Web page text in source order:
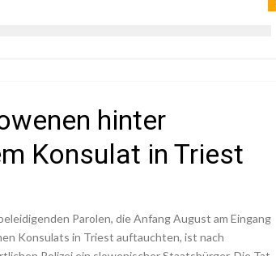
hinter
Konsulat in Triest
Parolen, die Anfang August am Eingang
Konsulats in Triest auftauchten, ist nach